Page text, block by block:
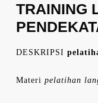
TRAINING
DESKRIPSI
Materi pelatihan